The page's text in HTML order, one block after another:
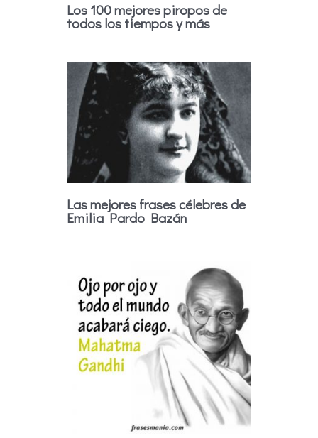
Los 100 mejores piropos de
todos los tiempos y más
Las mejores frases célebres de
Emilia Pardo Bazán